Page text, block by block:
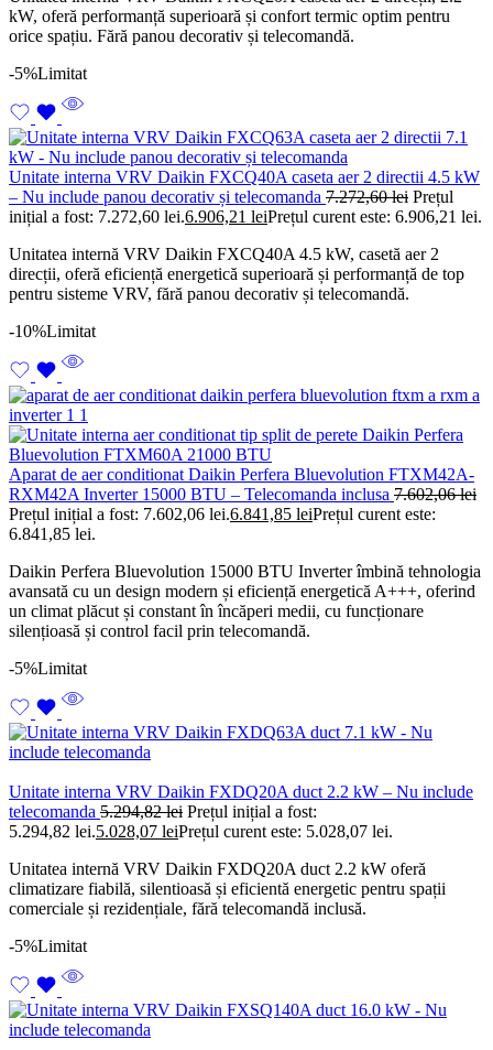
kW, oferă performanță superioară și confort termic optim pentru
orice spațiu. Fără panou decorativ și telecomandă.
-5%Limitat
Unitate interna VRV Daikin FXCQ40A caseta aer 2 directii 4.5 kW
– Nu include panou decorativ și telecomanda 7.272,60lei Prețul
inițial a fost: 7.272,60 lei.6.906,21 leiPrețul curent este: 6.906,21 lei.
Unitatea internă VRV Daikin FXCQ40A 4.5 kW, casetă aer 2
direcții, oferă eficiență energetică superioară și performanță de top
pentru sisteme VRV, fără panou decorativ și telecomandă.
-10%Limitat
Aparat de aer conditionat Daikin Perfera Bluevolution FTXM42A-
RXM42A Inverter 15000 BTU – Telecomanda inclusa 7.602,06lei
Prețul inițial a fost: 7.602,06 lei.6.841,85 leiPrețul curent este:
6.841,85 lei.
Daikin Perfera Bluevolution 15000 BTU Inverter îmbină tehnologia
avansată cu un design modern și eficiență energetică A+++, oferind
un climat plăcut și constant în încăperi medii, cu funcționare
silențioasă și control facil prin telecomandă.
-5%Limitat
Unitate interna VRV Daikin FXDQ20A duct 2.2 kW – Nu include
telecomanda 5.294,82lei Prețul inițial a fost:
5.294,82 lei.5.028,07 leiPrețul curent este: 5.028,07 lei.
Unitatea internă VRV Daikin FXDQ20A duct 2.2 kW oferă
climatizare fiabilă, silentioasă și eficientă energetic pentru spații
comerciale și rezidențiale, fără telecomandă inclusă.
-5%Limitat